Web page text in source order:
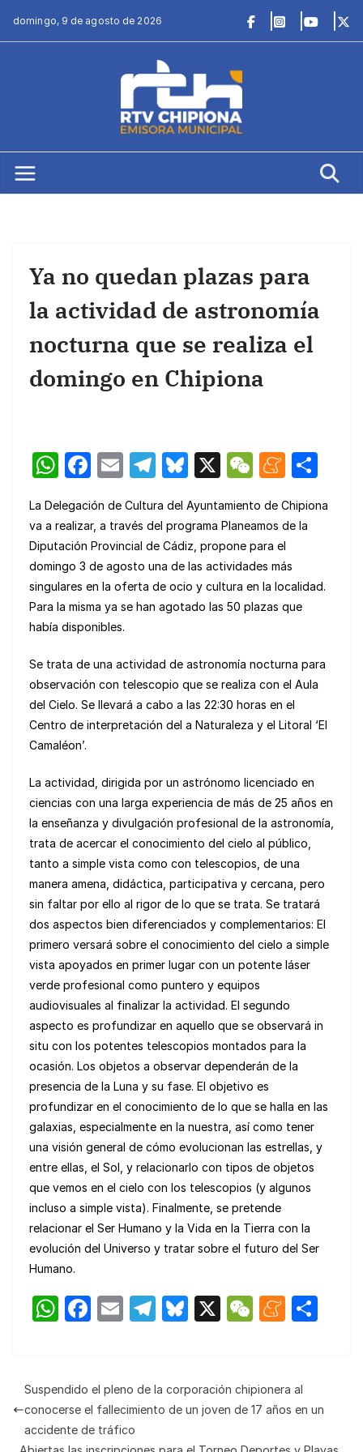
domingo, 9 de agosto de 2026
Ya no quedan plazas para
la actividad de astronomía
nocturna que se realiza el
domingo en Chipiona
W
at
s
A
p
p
F
c
e
b
o
o
E
ail
T
e
gr
a
m
Bl
e
s
k
y
X
W
C
h
at
M
n
a
m
e
m
tir
La Delegación de Cultura del Ayuntamiento de Chipiona
va a realizar, a través del programa Planeamos de la
Diputación Provincial de Cádiz, propone para el
domingo 3 de agosto una de las actividades más
singulares en la oferta de ocio y cultura en la localidad.
Para la misma ya se han agotado las 50 plazas que
había disponibles.
Se trata de una actividad de astronomía nocturna para
observación con telescopio que se realiza con el Aula
del Cielo. Se llevará a cabo a las 22:30 horas en el
Centro de interpretación del a Naturaleza y el Litoral ‘El
Camaléon’.
La actividad, dirigida por un astrónomo licenciado en
ciencias con una larga experiencia de más de 25 años en
la enseñanza y divulgación profesional de la astronomía,
trata de acercar el conocimiento del cielo al público,
tanto a simple vista como con telescopios, de una
manera amena, didáctica, participativa y cercana, pero
sin faltar por ello al rigor de lo que se trata. Se tratará
dos aspectos bien diferenciados y complementarios: El
primero versará sobre el conocimiento del cielo a simple
vista apoyados en primer lugar con un potente láser
verde profesional como puntero y equipos
audiovisuales al finalizar la actividad. El segundo
aspecto es profundizar en aquello que se observará in
situ con los potentes telescopios montados para la
ocasión. Los objetos a observar dependerán de la
presencia de la Luna y su fase. El objetivo es
profundizar en el conocimiento de lo que se halla en las
galaxias, especialmente en la nuestra, así como tener
una visión general de cómo evolucionan las estrellas, y
entre ellas, el Sol, y relacionarlo con tipos de objetos
que vemos en el cielo con los telescopios (y algunos
incluso a simple vista). Finalmente, se pretende
relacionar el Ser Humano y la Vida en la Tierra con la
evolución del Universo y tratar sobre el futuro del Ser
Humano.
W
s
A
p
F
e
b
o
E
T
gr
a
Bl
s
k
y
X
W
h
at
M
e
a
m
ar
Suspendido el pleno de la corporación chipionera al
conocerse el fallecimiento de un joven de 17 años en un
accidente de tráfico